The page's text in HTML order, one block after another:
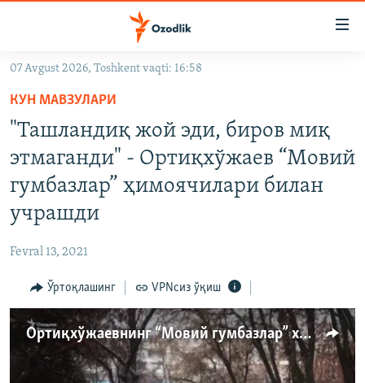
Асосий
навигацияга
ўтинг
Қидиришга
ўтинг
OZODVIDEO
На русском
Озодлик бошқа тилларда
07 Avgust 2026, Toshkent vaqti: 16:58
КУН МАВЗУЛАРИ
"Ташландиқ жой эди, биров миқ
этмаганди" - Ортиқхўжаев “Мовий
гумбазлар” ҳимоячилари билан
учрашди
Fevral 13, 2021
Ўртоқлашинг VPNсиз ўқиш
Ортиқхўжаевнинг “Мовий гумбазлар” хиëбонини бузиш режаси норозиликка сабаб бўлди